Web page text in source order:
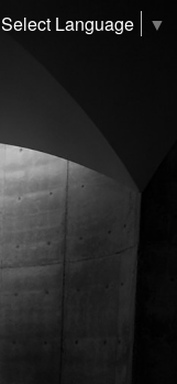
Select Language ▼